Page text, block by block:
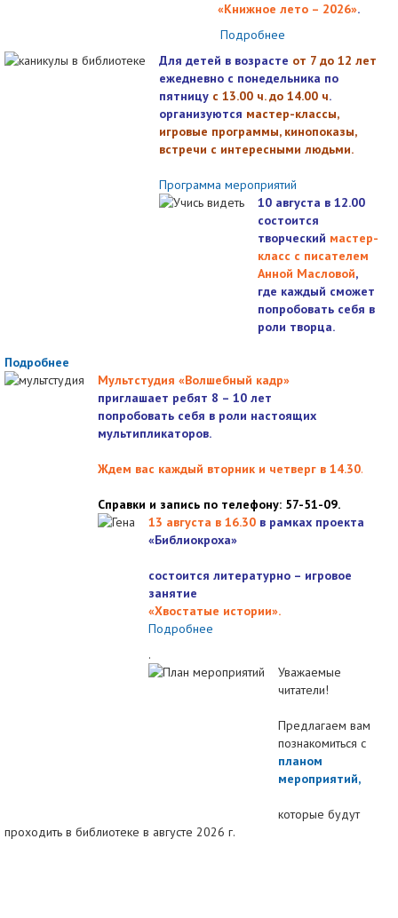
«Книжное лето – 2026».
Подробнее
Для детей в возрасте от 7 до 12 лет
ежедневно с понедельника по
пятницу с 13.00 ч. до 14.00 ч.
организуются мастер-классы,
игровые программы, кинопоказы,
встречи с интересными людьми.
Программа мероприятий
10 августа в 12.00
состоится
творческий мастер-
класс с писателем
Анной Масловой,
где каждый сможет
попробовать себя в
роли творца.
Подробнее
Мультстудия «Волшебный кадр»
приглашает ребят 8 – 10 лет
попробовать себя в роли настоящих
мультипликаторов.
Ждем вас каждый вторник и четверг в 14.30.
Справки и запись по телефону: 57-51-09.
13 августа в 16.30 в рамках проекта
«Библиокроха»
состоится литературно – игровое
занятие
«Хвостатые истории».
Подробнее
.
Уважаемые
читатели!
Предлагаем вам
познакомиться с
планом
мероприятий,
которые будут
проходить в библиотеке в августе 2026 г.